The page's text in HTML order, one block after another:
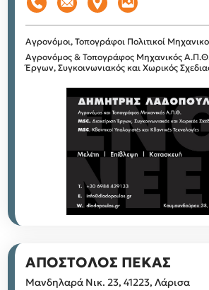
Αγρονόμοι, Τοπογράφοι Πολιτικοί
Αγρονόμος & Τοπογράφος Μηχανικός Α.Π.Θ.
Έργων, Συγκοινωνιακός και Χωρικός
ΑΠΟΣΤΟΛΟΣ ΠΕΚΑΣ
Μανδηλαρά Νικ. 23, 41223, Λάρισα